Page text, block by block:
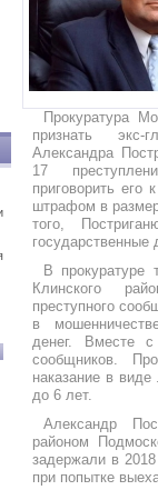
Прокуратура
признать экс-
Александра
17
приговорить
штрафом в
того,
государственные
В прокуратуре
Клинского
преступного
в
денег. Вместе
сообщников.
наказание в
до 6 лет.
Александр
районом
задержали в
при попытке